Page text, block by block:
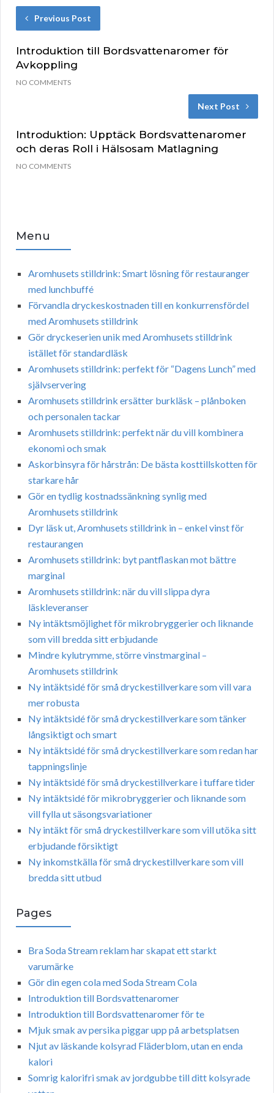
Previous Post
Introduktion till Bordsvattenaromer för
Avkoppling
NO COMMENTS
Next Post
Introduktion: Upptäck Bordsvattenaromer
och deras Roll i Hälsosam Matlagning
NO COMMENTS
Menu
Aromhusets stilldrink: Smart lösning för restauranger
med lunchbuffé
Förvandla dryckeskostnaden till en konkurrensfördel
med Aromhusets stilldrink
Gör dryckeserien unik med Aromhusets stilldrink
istället för standardläsk
Aromhusets stilldrink: perfekt för “Dagens Lunch” med
självservering
Aromhusets stilldrink ersätter burkläsk – plånboken
och personalen tackar
Aromhusets stilldrink: perfekt när du vill kombinera
ekonomi och smak
Askorbinsyra för hårstrån: De bästa kosttillskotten för
starkare hår
Gör en tydlig kostnadssänkning synlig med
Aromhusets stilldrink
Dyr läsk ut, Aromhusets stilldrink in – enkel vinst för
restaurangen
Aromhusets stilldrink: byt pantflaskan mot bättre
marginal
Aromhusets stilldrink: när du vill slippa dyra
läskleveranser
Ny intäktsmöjlighet för mikrobryggerier och liknande
som vill bredda sitt erbjudande
Mindre kylutrymme, större vinstmarginal –
Aromhusets stilldrink
Ny intäktsidé för små dryckestillverkare som vill vara
mer robusta
Ny intäktsidé för små dryckestillverkare som tänker
långsiktigt och smart
Ny intäktsidé för små dryckestillverkare som redan har
tappningslinje
Ny intäktsidé för små dryckestillverkare i tuffare tider
Ny intäktsidé för mikrobryggerier och liknande som
vill fylla ut säsongsvariationer
Ny intäkt för små dryckestillverkare som vill utöka sitt
erbjudande försiktigt
Ny inkomstkälla för små dryckestillverkare som vill
bredda sitt utbud
Pages
Bra Soda Stream reklam har skapat ett starkt
varumärke
Gör din egen cola med Soda Stream Cola
Introduktion till Bordsvattenaromer
Introduktion till Bordsvattenaromer för te
Mjuk smak av persika piggar upp på arbetsplatsen
Njut av läskande kolsyrad Fläderblom, utan en enda
kalori
Somrig kalorifri smak av jordgubbe till ditt kolsyrade